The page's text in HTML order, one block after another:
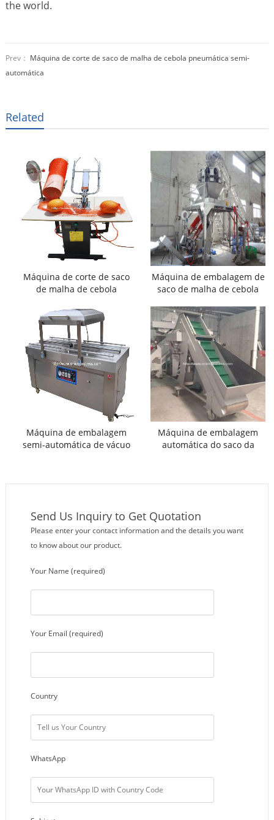
the world.
Prev： Máquina de corte de saco de malha de cebola pneumática semi-
automática
Related
Máquina de corte de saco
de malha de cebola
automática
Máquina de embalagem de
saco de malha de cebola
supermercado
Máquina de embalagem
semi-automática de vácuo
Máquina de embalagem
automática do saco da
Send Us Inquiry to Get Quotation
Please enter your contact information and the details you want
to know about our product.
Your Name (required)
Your Email (required)
Country
WhatsApp